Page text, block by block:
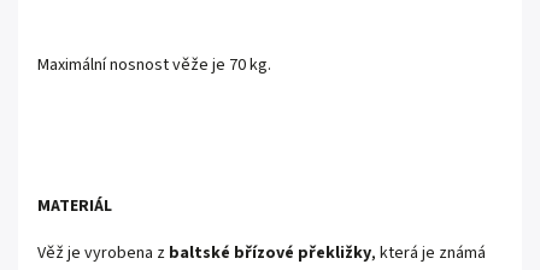
Maximální nosnost věže je 70 kg.
MATERIÁL
Věž je vyrobena z baltské břízové překližky, která je známá